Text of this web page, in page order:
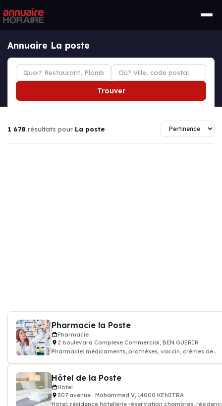
Annuaire La poste
Trouver
1 678 résultats pour La poste
Pharmacie la Poste
Pharmacie
2 boulevard Complexe Commercial, BEN GUERIR
Pharmacie: médicaments, prothèses, vaccin, crèmes de
Hôtel de la Poste
Hôtel
307 avenue . Mohammed V, 14000 KENITRA
Hôtel: résidence hôtellerie réservation chambres,